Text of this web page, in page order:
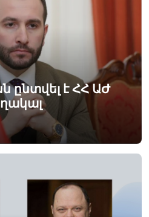
ընտվել է ՀՀ ԱԺ